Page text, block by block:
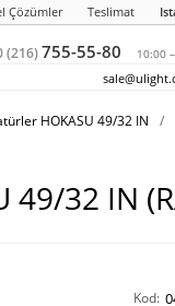
Çözümler Teslimat
(216)755-55-80 10:00
HOKASU 49/32 IN /
49/32 IN
Kod: